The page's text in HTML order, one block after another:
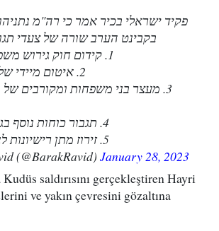
פקיד ישראלי בכיר אמר כי רה"מ
בקבינט הערב שורה של צעדי
1. קידום חוק גירוש משפחות מחבלים
2. איטום מיידי של בתי מחבלים
3. מעצר בני משפחות ומקורבים
4. תגבור כוחות נוסף בגדה המערבית
5. זירוז מתן רישיונות לנשק לאזרחים
(@BarakRavid) January 28, 2023
saldırısını gerçekleştiren Hayri
ve yakın çevresini gözaltına